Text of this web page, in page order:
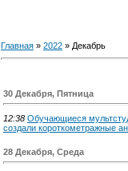
Главная » 2022 » Декабрь
30 Декабря, Пятница
12:38 Обучающиеся
создали короткометражные
28 Декабря, Среда